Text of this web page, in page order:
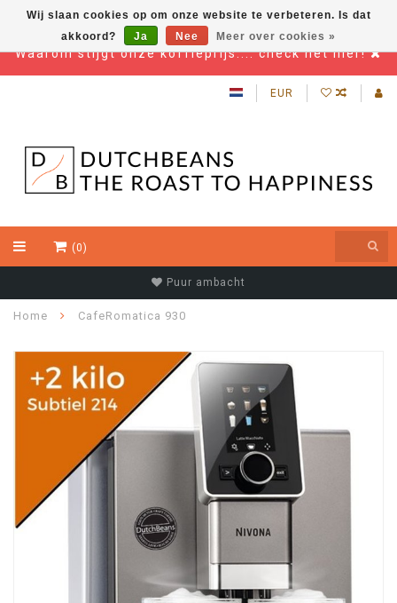
Waarom stijgt onze koffieprijs.... check het hier!
EUR
(0)
Puur ambacht
Home CafeRomatica 930
Wij slaan cookies op om onze website te verbeteren. Is dat
akkoord?
Ja Nee Meer over cookies »